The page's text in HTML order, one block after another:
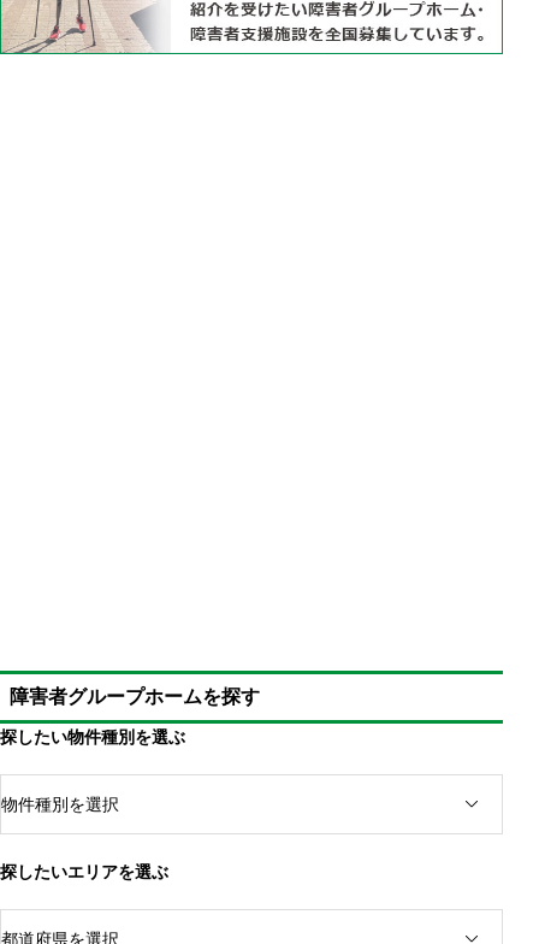
障害者グループホームを探す
探したい物件種別を選ぶ
探したいエリアを選ぶ
重度の難病患者は施設入所支援を利用できる
対応可能
40歳以上で介護付き老人ホームを活用